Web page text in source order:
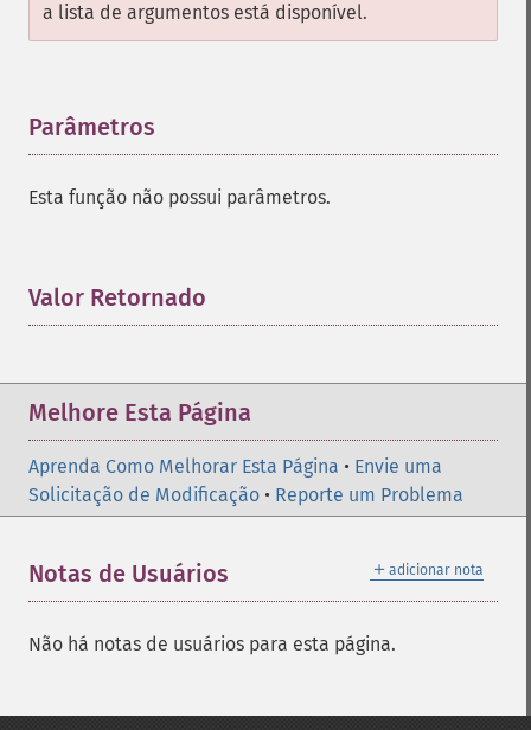
a lista de argumentos está disponível.
Parâmetros
Esta função não possui parâmetros.
Valor Retornado
Melhore Esta Página
Aprenda Como Melhorar Esta Página • Envie uma
Solicitação de Modificação • Reporte um Problema
＋ adicionar nota
Notas de Usuários
Não há notas de usuários para esta página.